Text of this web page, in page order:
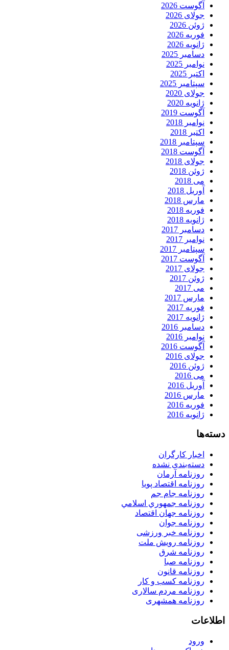
آگوست 2026
جولای 2026
ژوئن 2026
فوریه 2026
ژانویه 2026
دسامبر 2025
نوامبر 2025
اکتبر 2025
سپتامبر 2025
جولای 2020
ژانویه 2020
آگوست 2019
نوامبر 2018
اکتبر 2018
سپتامبر 2018
آگوست 2018
جولای 2018
ژوئن 2018
می 2018
آوریل 2018
مارس 2018
فوریه 2018
ژانویه 2018
دسامبر 2017
نوامبر 2017
سپتامبر 2017
آگوست 2017
جولای 2017
ژوئن 2017
می 2017
مارس 2017
فوریه 2017
ژانویه 2017
دسامبر 2016
نوامبر 2016
آگوست 2016
جولای 2016
ژوئن 2016
می 2016
آوریل 2016
مارس 2016
فوریه 2016
ژانویه 2016
دسته‌ها
اخبار کارگران
دسته‌بندی نشده
روزنامه آرمان
روزنامه اقتصاد پویا
روزنامه جام جم
روزنامه جمهوري اسلامي
روزنامه جهان اقتصاد
روزنامه جوان
روزنامه خبر ورزشى
روزنامه رویش ملت
روزنامه شرق
روزنامه صبا
روزنامه قانون
روزنامه كسب و كار
روزنامه مردم سالاری
روزنامه همشهری
اطلاعات
ورود